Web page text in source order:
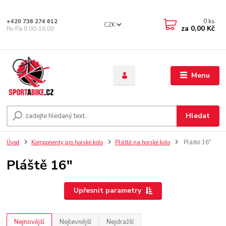
Menu
CZK
Hledat
+420 736 274 612
Po-Pá 8.00-16.00
0 ks
za 0,00 Kč
Úvod Komponenty pro horské kolo Pláště na horské kolo Pláště 16"
Pláště 16"
Upřesnit parametry
Nejnovější Nejlevnější Nejdražší